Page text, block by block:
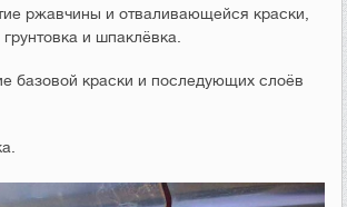
ржавчины и отваливающейся краски,
грунтовка и шпаклёвка.
базовой краски и последующих слоёв